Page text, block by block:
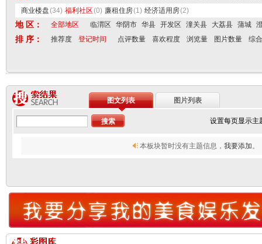
商业楼盘(34) 福利社区(0) 廉租住房(1) 经济适用房(2)
地 区： 全部地区 临渭区 华阴市 华县 开发区 潼关县 大荔县 蒲城
排 序： 推荐度 登记时间 点评数量 喜欢程度 浏览量 图片数量 综
图文列表 图片列表
设置每页显示
本板块暂时没有主题信息， 我要添加。